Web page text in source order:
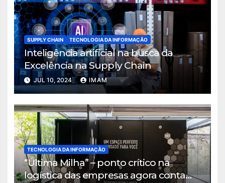
SUPPLY CHAIN TECNOLOGIA DA INFORMAÇÃO
Inteligência artificial na busca da
Excelência na Supply Chain
JUL 10, 2024 IMAM
TECNOLOGIA DA INFORMAÇÃO
“Última Milha” – ponto crítico na
logística das empresas agora conta